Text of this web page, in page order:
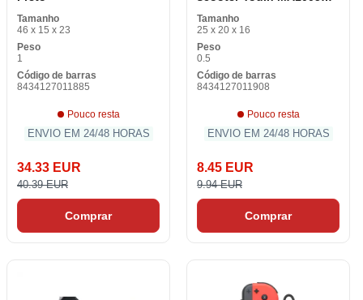
Tamanho
46 x 15 x 23
Peso
1
Código de barras
8434127011885
Pouco resta
ENVIO EM 24/48 HORAS
34.33 EUR
40.39 EUR
Comprar
Tamanho
25 x 20 x 16
Peso
0.5
Código de barras
8434127011908
Pouco resta
ENVIO EM 24/48 HORAS
8.45 EUR
9.94 EUR
Comprar